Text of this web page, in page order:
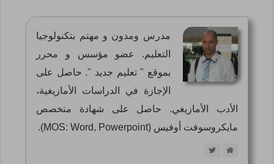
مدرس ومدون و مهتم بتكنولوجيا
التعليم. عضو مؤسس و محرر
بموقع " تعليم جديد ". حاصل على
الإجازة في الدراسات الأمازيغية،
الأدب الأمازيغي. حاصل على شهادة متخصص
مايكروسوفت أوفيس (MOS: Word, Powerpoint).